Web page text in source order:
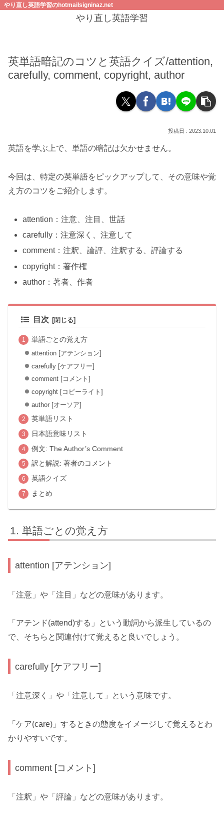
やり直し英語学習のhotmailsigninaz.net
やり直し英語学習
英単語暗記のコツと英語クイズ/attention,
carefully, comment, copyright, author
2023.10.01
英語を学ぶ上で、単語の暗記は欠かせません。
今回は、特定の英単語をピックアップして、その意味や覚
え方のコツをご紹介します。
attention：注意、注目、世話
carefully：注意深く、注意して
comment：注釈、論評、注釈する、評論する
copyright：著作権
author：著者、作者
目次
単語ごとの覚え方
attention [アテンション]
carefully [ケアフリー]
comment [コメント]
copyright [コピーライト]
author [オーソア]
英単語リスト
日本語意味リスト
例文: The Author’s Comment
訳と解説: 著者のコメント
英語クイズ
まとめ
単語ごとの覚え方
attention [アテンション]
「注意」や「注目」などの意味があります。
「アテンド(attend)する」という動詞から派生しているの
で、そちらと関連付けて覚えると良いでしょう。
carefully [ケアフリー]
「注意深く」や「注意して」という意味です。
「ケア(care)」するときの態度をイメージして覚えるとわ
かりやすいです。
comment [コメント]
「注釈」や「評論」などの意味があります。